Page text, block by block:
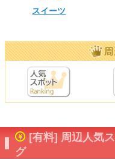
スイーツ
[有料] 周辺人気
グ